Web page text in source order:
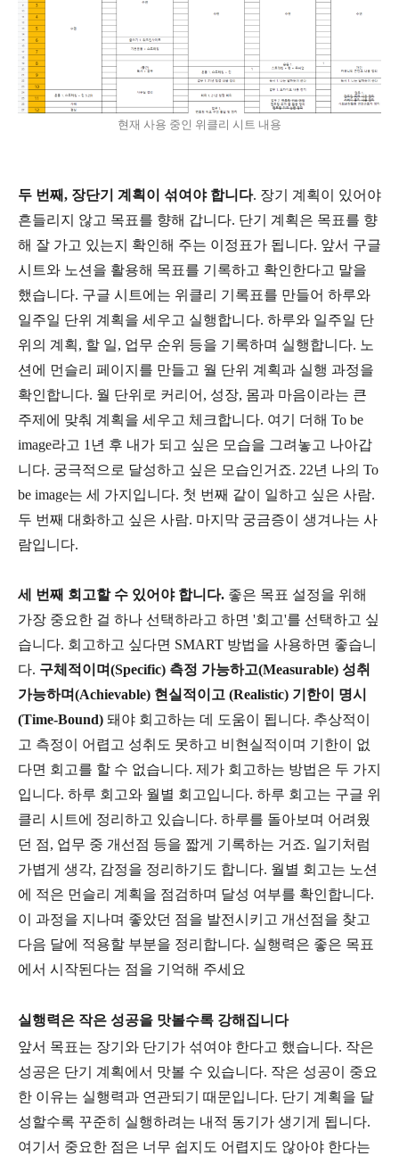
현재 사용 중인 위클리 시트 내용
두 번째, 장단기 계획이 섞여야 합니다. 장기 계획이 있어야
흔들리지 않고 목표를 향해 갑니다. 단기 계획은 목표를 향
해 잘 가고 있는지 확인해 주는 이정표가 됩니다. 앞서 구글
시트와 노션을 활용해 목표를 기록하고 확인한다고 말을
했습니다. 구글 시트에는 위클리 기록표를 만들어 하루와
일주일 단위 계획을 세우고 실행합니다. 하루와 일주일 단
위의 계획, 할 일, 업무 순위 등을 기록하며 실행합니다. 노
션에 먼슬리 페이지를 만들고 월 단위 계획과 실행 과정을
확인합니다. 월 단위로 커리어, 성장, 몸과 마음이라는 큰
주제에 맞춰 계획을 세우고 체크합니다. 여기 더해 To be
image라고 1년 후 내가 되고 싶은 모습을 그려놓고 나아갑
니다. 궁극적으로 달성하고 싶은 모습인거죠. 22년 나의 To
be image는 세 가지입니다. 첫 번째 같이 일하고 싶은 사람.
두 번째 대화하고 싶은 사람. 마지막 궁금증이 생겨나는 사
람입니다.
세 번째 회고할 수 있어야 합니다. 좋은 목표 설정을 위해
가장 중요한 걸 하나 선택하라고 하면 '회고'를 선택하고 싶
습니다. 회고하고 싶다면 SMART 방법을 사용하면 좋습니
다. 구체적이며(Specific) 측정 가능하고(Measurable) 성취
가능하며(Achievable) 현실적이고 (Realistic) 기한이 명시
(Time-Bound) 돼야 회고하는 데 도움이 됩니다. 추상적이
고 측정이 어렵고 성취도 못하고 비현실적이며 기한이 없
다면 회고를 할 수 없습니다. 제가 회고하는 방법은 두 가지
입니다. 하루 회고와 월별 회고입니다. 하루 회고는 구글 위
클리 시트에 정리하고 있습니다. 하루를 돌아보며 어려웠
던 점, 업무 중 개선점 등을 짧게 기록하는 거죠. 일기처럼
가볍게 생각, 감정을 정리하기도 합니다. 월별 회고는 노션
에 적은 먼슬리 계획을 점검하며 달성 여부를 확인합니다.
이 과정을 지나며 좋았던 점을 발전시키고 개선점을 찾고
다음 달에 적용할 부분을 정리합니다. 실행력은 좋은 목표
에서 시작된다는 점을 기억해 주세요
실행력은 작은 성공을 맛볼수록 강해집니다
앞서 목표는 장기와 단기가 섞여야 한다고 했습니다. 작은
성공은 단기 계획에서 맛볼 수 있습니다. 작은 성공이 중요
한 이유는 실행력과 연관되기 때문입니다. 단기 계획을 달
성할수록 꾸준히 실행하려는 내적 동기가 생기게 됩니다.
여기서 중요한 점은 너무 쉽지도 어렵지도 않아야 한다는